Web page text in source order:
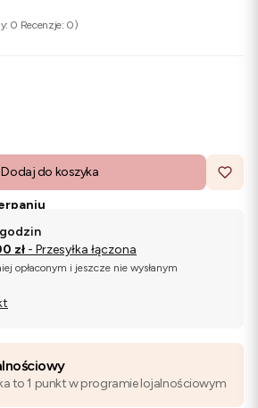
0 Recenzje: 0)
Dodaj do koszyka
zł - Przesyłka łączona
opłaconym i jeszcze nie wysłanym
to 1 punkt w programie lojalnościowym